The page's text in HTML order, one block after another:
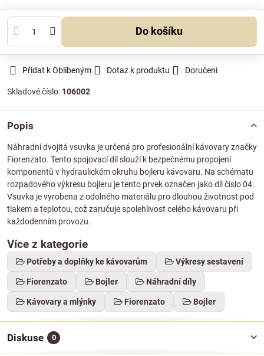
Do košíku
Přidat k Oblíbeným Dotaz k produktu Doručení
Skladové číslo: 106002
Popis
Náhradní dvojitá vsuvka je určená pro profesionální kávovary značky
Fiorenzato. Tento spojovací díl slouží k bezpečnému propojení
komponentů v hydraulickém okruhu bojleru kávovaru. Na schématu
rozpadového výkresu bojleru je tento prvek označen jako díl číslo 04.
Vsuvka je vyrobena z odolného materiálu pro dlouhou životnost pod
tlakem a teplotou, což zaručuje spolehlivost celého kávovaru při
každodenním provozu.
Více z kategorie
Potřeby a doplňky ke kávovarům Výkresy sestavení
Fiorenzato Bojler Náhradní díly
Kávovary a mlýnky Fiorenzato Bojler
Diskuse 0